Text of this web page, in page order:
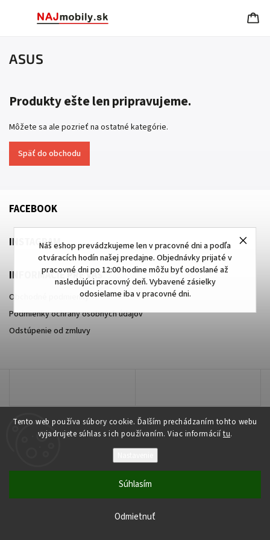
Tento web používa súbory cookie. Ďalším prechádzaním tohto webu
vyjadrujete súhlas s ich používaním. Viac informácií tu.
Odmietnuť
Súhlasím
Náš eshop prevádzkujeme len v pracovné dni a podľa
otváracích hodín našej predajne. Objednávky prijaté v
pracovné dni po 12:00 hodine môžu byť odoslané až
nasledujúci pracovný deň. Vybavené zásielky
odosielame iba v pracovné dni.
ASUS
Produkty ešte len pripravujeme.
Môžete sa ale pozrieť na ostatné kategórie.
Späť do obchodu
FACEBOOK
INSTAGRAM
INFORMÁCIE PRE VÁS
Obchodné podmienky
Podmienky ochrany osobných údajov
Odstúpenie od zmluvy
Copyright 2026najmobily.sk. Všetky práva vyhradené.
Shoptet| Design